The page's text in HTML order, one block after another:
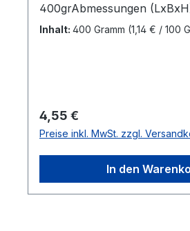
400grAbmessungen
cmBruttogewicht: 0,405
warmes Wasser. Dann
lassen.Bestellung per
StkAbmessungen (LxBxH):
cmBruttogewicht: 13,08
Inhalt: 400 Gramm (1,14 € / 100
Regulärer Preis:
4,55 €
Preise inkl. MwSt. zzgl.
In den